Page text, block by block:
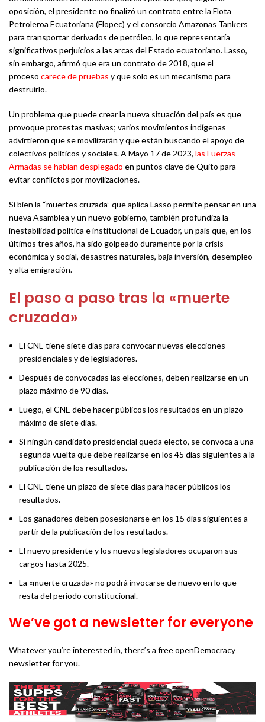
oposición, el presidente no finalizó un contrato entre la Flota
Petroleroa Ecuatoriana (Flopec) y el consorcio Amazonas Tankers
para transportar derivados de petróleo, lo que representaría
significativos perjuicios a las arcas del Estado ecuatoriano. Lasso,
sin embargo, afirmó que era un contrato de 2018, que el
proceso carece de pruebas y que solo es un mecanismo para
destruirlo.
Un problema que puede crear la nueva situación del país es que
provoque protestas masivas; varios movimientos indígenas
advirtieron que se movilizarán y que están buscando el apoyo de
colectivos políticos y sociales. A Mayo 17 de 2023, las Fuerzas
Armadas se habían desplegado en puntos clave de Quito para
evitar conflictos por movilizaciones.
Si bien la “muertes cruzada” que aplica Lasso permite pensar en una
nueva Asamblea y un nuevo gobierno, también profundiza la
inestabilidad política e institucional de Ecuador, un país que, en los
últimos tres años, ha sido golpeado duramente por la crisis
económica y social, desastres naturales, baja inversión, desempleo
y alta emigración.
El paso a paso tras la «muerte
cruzada»
El CNE tiene siete días para convocar nuevas elecciones
presidenciales y de legisladores.
Después de convocadas las elecciones, deben realizarse en un
plazo máximo de 90 días.
Luego, el CNE debe hacer públicos los resultados en un plazo
máximo de siete días.
Si ningún candidato presidencial queda electo, se convoca a una
segunda vuelta que debe realizarse en los 45 días siguientes a la
publicación de los resultados.
El CNE tiene un plazo de siete días para hacer públicos los
resultados.
Los ganadores deben posesionarse en los 15 días siguientes a
partir de la publicación de los resultados.
El nuevo presidente y los nuevos legisladores ocuparon sus
cargos hasta 2025.
La «muerte cruzada» no podrá invocarse de nuevo en lo que
resta del periodo constitucional.
We’ve got a newsletter for everyone
Whatever you’re interested in, there’s a free openDemocracy
newsletter for you.